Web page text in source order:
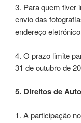
3. Para quem tiver
envio das
endereço
4. O prazo limite
31 de outubro de
5. Direitos de
1. A participação